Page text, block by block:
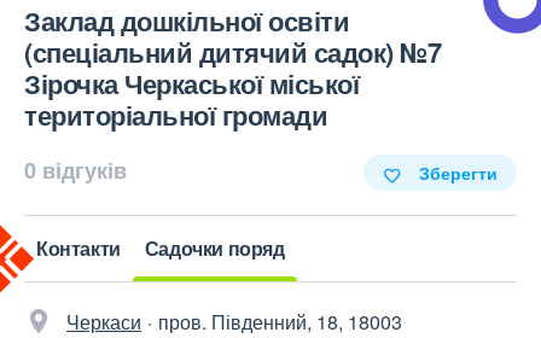
Заклад дошкільної освіти
(спеціальний дитячий садок) №7
Зірочка Черкаської міської
територіальної громади
0 відгуків Зберегти
Контакти Садочки поряд
Черкаси
пров. Південний, 18, 18003